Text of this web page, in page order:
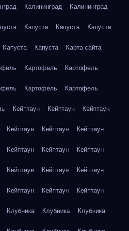
Калининград Калининград
Капуста Капуста Капуста
Капуста Капуста Карта сайта
Картофель Картофель
Картофель Картофель
Кейптаун Кейптаун Кейптаун
Кейптаун Кейптаун Кейптаун
Кейптаун Кейптаун Кейптаун
Кейптаун Кейптаун Кейптаун
Кейптаун Кейптаун Кейптаун
Клубника Клубника Клубника